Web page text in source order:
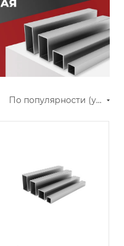
По популярности (убывание)